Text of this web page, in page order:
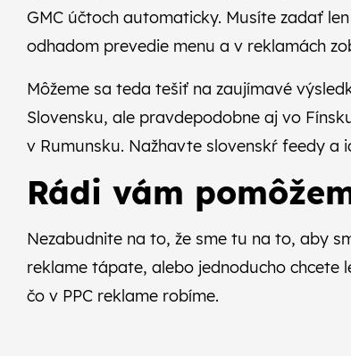
GMC účtoch automaticky. Musíte zadať
odhadom prevedie menu a v reklamách
Môžeme sa teda tešiť na zaujímavé
Slovensku, ale pravdepodobne aj vo
v Rumunsku. Nažhavte slovenskŕ feedy a
Rádi vám
Nezabudnite na to, že sme tu na to, aby
reklame tápate, alebo jednoducho chcete
čo v PPC reklame robíme.